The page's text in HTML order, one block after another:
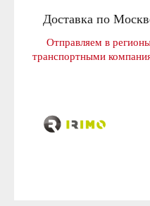
Доставка по
Отправляем в
транспортными